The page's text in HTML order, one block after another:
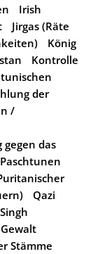
Irish
Jirgas (Räte
König
Kontrolle
der
/
das
Paschtunen
Qazi
Stämme